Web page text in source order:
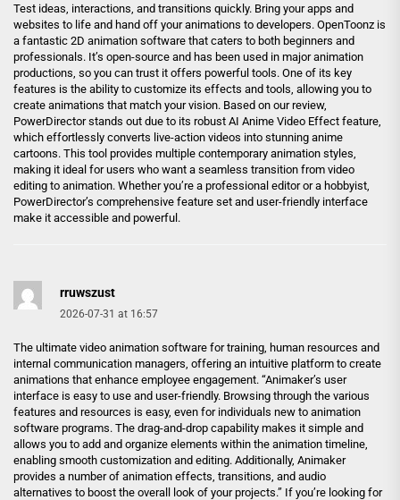
Test ideas, interactions, and transitions quickly. Bring your apps and
websites to life and hand off your animations to developers. OpenToonz is
a fantastic 2D animation software that caters to both beginners and
professionals. It’s open-source and has been used in major animation
productions, so you can trust it offers powerful tools. One of its key
features is the ability to customize its effects and tools, allowing you to
create animations that match your vision. Based on our review,
PowerDirector stands out due to its robust AI Anime Video Effect feature,
which effortlessly converts live-action videos into stunning anime
cartoons. This tool provides multiple contemporary animation styles,
making it ideal for users who want a seamless transition from video
editing to animation. Whether you’re a professional editor or a hobbyist,
PowerDirector’s comprehensive feature set and user-friendly interface
make it accessible and powerful.
rruwszust
2026-07-31 at 16:57
The ultimate video animation software for training, human resources and
internal communication managers, offering an intuitive platform to create
animations that enhance employee engagement. “Animaker’s user
interface is easy to use and user-friendly. Browsing through the various
features and resources is easy, even for individuals new to animation
software programs. The drag-and-drop capability makes it simple and
allows you to add and organize elements within the animation timeline,
enabling smooth customization and editing. Additionally, Animaker
provides a number of animation effects, transitions, and audio
alternatives to boost the overall look of your projects.” If you’re looking for